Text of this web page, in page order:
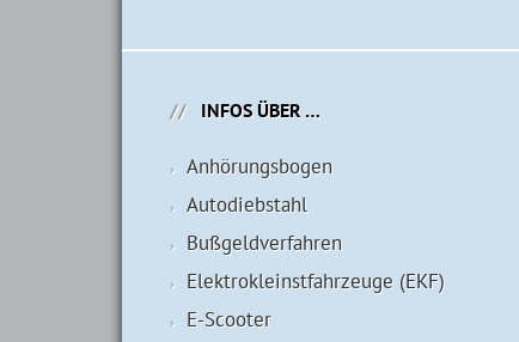
INFOS ÜBER …
Anhörungsbogen
Autodiebstahl
Bußgeldverfahren
Elektrokleinstfahrzeuge (EKF)
E-Scooter